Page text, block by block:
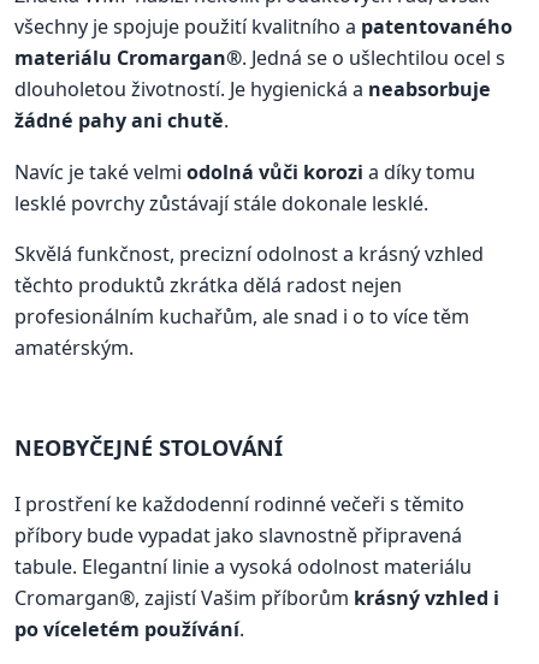
všechny je spojuje použití kvalitního a patentovaného
materiálu Cromargan®. Jedná se o ušlechtilou ocel s
dlouholetou životností. Je hygienická a neabsorbuje
žádné pahy ani chutě.
Navíc je také velmi odolná vůči korozi a díky tomu
lesklé povrchy zůstávají stále dokonale lesklé.
Skvělá funkčnost, precizní odolnost a krásný vzhled
těchto produktů zkrátka dělá radost nejen
profesionálním kuchařům, ale snad i o to více těm
amatérským.
NEOBYČEJNÉ STOLOVÁNÍ
I prostření ke každodenní rodinné večeři s těmito
příbory bude vypadat jako slavnostně připravená
tabule. Elegantní linie a vysoká odolnost materiálu
Cromargan®, zajistí Vašim příborům krásný vzhled i
po víceletém používání.